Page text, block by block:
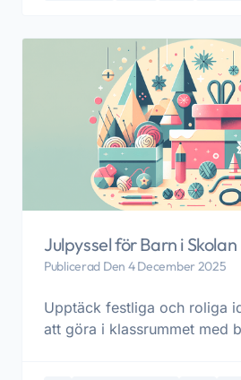
Julpyssel för Barn i Skolan
Publicerad Den 4 December 2025
Upptäck festliga och roliga
att göra i klassrummet med